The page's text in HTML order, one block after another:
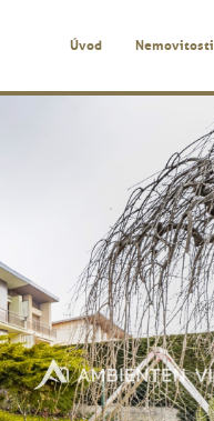
Úvod Nemovitosti